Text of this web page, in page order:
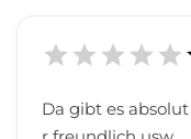
Da gibt es